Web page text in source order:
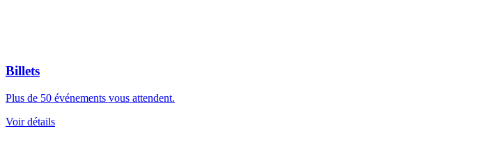
Billets
Plus de 50 événements vous attendent.
Voir détails